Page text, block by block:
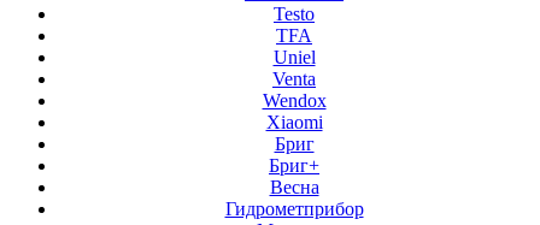
Testo
TFA
Uniel
Venta
Wendox
Xiaomi
Бриг
Бриг+
Весна
Гидрометприбор